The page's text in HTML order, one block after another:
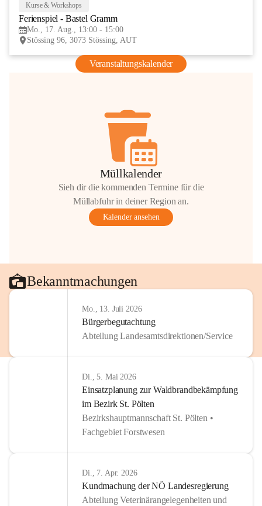
Kurse & Workshops
Ferienspiel - Bastel Gramm
Mo., 17. Aug., 13:00 - 15:00
Stössing 96, 3073 Stössing, AUT
Veranstaltungskalender
Müllkalender
Sieh dir die kommenden Termine für die
Müllabfuhr in deiner Region an.
Kalender ansehen
Bekanntmachungen
Mo., 13. Juli 2026
Bürgerbegutachtung
Abteilung Landesamtsdirektionen/Service
Di., 5. Mai 2026
Einsatzplanung zur Waldbrandbekämpfung
im Bezirk St. Pölten
Bezirkshauptmannschaft St. Pölten •
Fachgebiet Forstwesen
Di., 7. Apr. 2026
Kundmachung der NÖ Landesregierung
Abteilung Veterinärangelegenheiten und